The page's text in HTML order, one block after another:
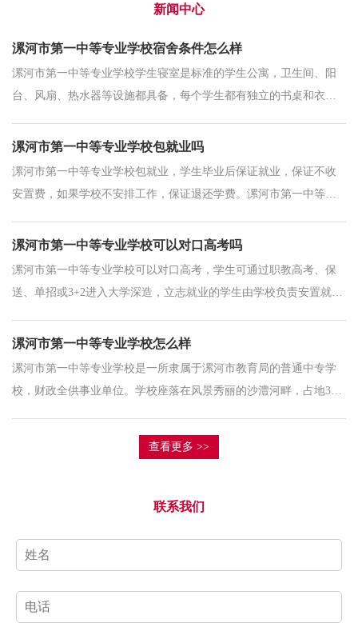
新闻中心
漯河市第一中等专业学校宿舍条件怎么样
漯河市第一中等专业学校学生寝室是标准的学生公寓，卫生间、阳
台、风扇、热水器等设施都具备，每个学生都有独立的书桌和衣
种类多，基本上都是应季蔬菜，
漯河市第一中等专业学校包就业吗
漯河市第一中等专业学校包就业，学生毕业后保证就业，保证不收
安置费，如果学校不安排工作，保证退还学费。漯河市第一中等专
作，保证退还学费。学生入校
漯河市第一中等专业学校可以对口高考吗
漯河市第一中等专业学校可以对口高考，学生可通过职教高考、保
送、单招或3+2进入大学深造，立志就业的学生由学校负责安置就
能大赛保送的方式进入大学
漯河市第一中等专业学校怎么样
漯河市第一中等专业学校是一所隶属于漯河市教育局的普通中专学
校，财政全供事业单位。学校座落在风景秀丽的沙澧河畔，占地336
查看更多 >>
联系我们